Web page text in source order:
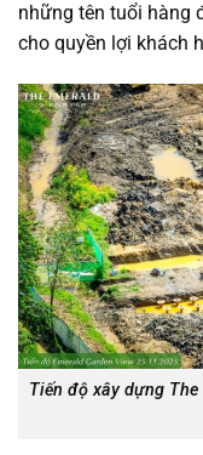
những tên tuổi hàng
cho quyền lợi khách
Tiến độ xây dựng